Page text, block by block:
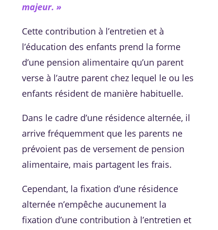
majeur. »
Cette contribution à l’entretien et à
l’éducation des enfants prend la forme
d’une pension alimentaire qu’un parent
verse à l’autre parent chez lequel le ou les
enfants résident de manière habituelle.
Dans le cadre d’une résidence alternée, il
arrive fréquemment que les parents ne
prévoient pas de versement de pension
alimentaire, mais partagent les frais.
Cependant, la fixation d’une résidence
alternée n’empêche aucunement la
fixation d’une contribution à l’entretien et